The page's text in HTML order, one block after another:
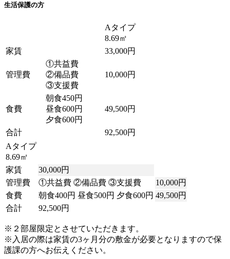
生活保護の方
Aタイプ
8.69㎡
家賃
33,000円
管理費
①共益費
②備品費
③支援費
10,000円
食費
朝食450円
昼食600円
夕食600円
49,500円
合計
92,500円
Aタイプ
8.69㎡
家賃
30,000円
管理費
①共益費 ②備品費 ③支援費
10,000円
食費
朝食400円 昼食500円 夕食600円 49,500円
合計
92,500円
※２部屋限定とさせていただきます。
※入居の際は家賃の3ヶ月分の敷金が必要となりますので保
護課の方へお伝えください。